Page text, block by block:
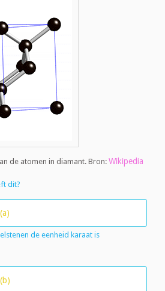
de atomen in diamant. Bron: Wikipedia
dit?
de eenheid karaat is